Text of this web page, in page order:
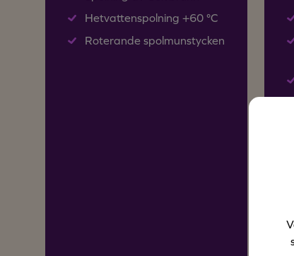
Hetvattenspolning +60 °C
Roterande spolmunstycken